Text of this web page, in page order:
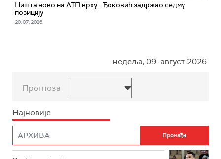
Ништа ново на АТП врху - Ђоковић задржао седму
позицију
20. 07. 2026.
недеља, 09. август 2026.
Прогноза
Најновије